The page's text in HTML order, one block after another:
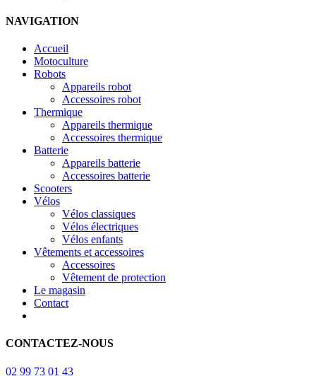
NAVIGATION
Accueil
Motoculture
Robots
Appareils robot
Accessoires robot
Thermique
Appareils thermique
Accessoires thermique
Batterie
Appareils batterie
Accessoires batterie
Scooters
Vélos
Vélos classiques
Vélos électriques
Vélos enfants
Vêtements et accessoires
Accessoires
Vêtement de protection
Le magasin
Contact
CONTACTEZ-NOUS
02 99 73 01 43